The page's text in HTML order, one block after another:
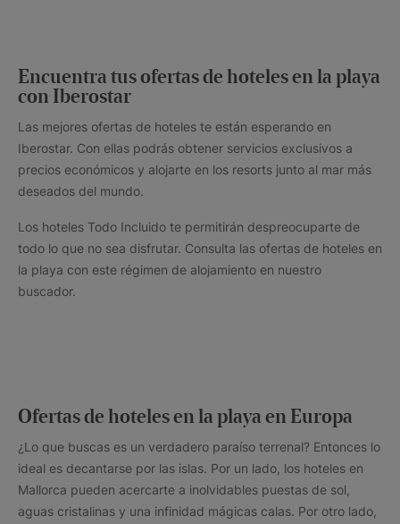
Encuentra tus ofertas de hoteles en la playa
con Iberostar
Las mejores ofertas de hoteles te están esperando en
Iberostar. Con ellas podrás obtener servicios exclusivos a
precios económicos y alojarte en los resorts junto al mar más
deseados del mundo.
Los hoteles Todo Incluido te permitirán despreocuparte de
todo lo que no sea disfrutar. Consulta las ofertas de hoteles en
la playa con este régimen de alojamiento en nuestro
buscador.
Ofertas de hoteles en la playa en Europa
¿Lo que buscas es un verdadero paraíso terrenal? Entonces lo
ideal es decantarse por las islas. Por un lado, los hoteles en
Mallorca pueden acercarte a inolvidables puestas de sol,
aguas cristalinas y una infinidad mágicas calas. Por otro lado,